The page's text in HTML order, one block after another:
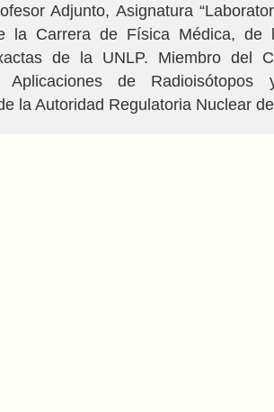
Adjunto, Asignatura
la Carrera de Física Médica, de
de la UNLP. Miembro del
de Radioisótopos
la Autoridad Regulatoria Nuclear